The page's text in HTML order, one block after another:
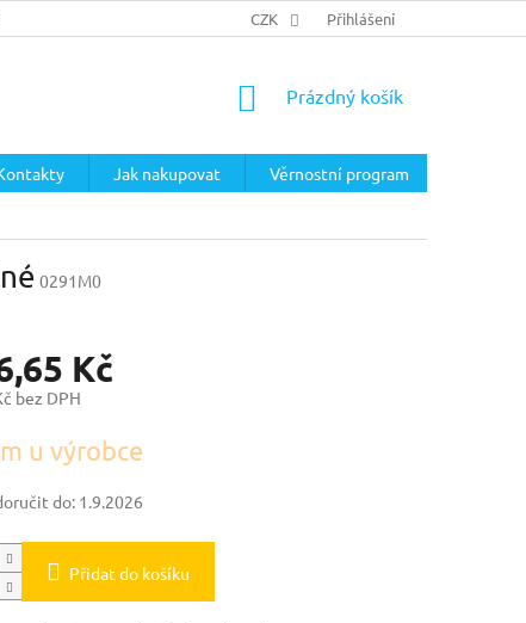
PODMÍNKY OCHRANY OSOBNÍCH ÚDAJŮ
CZK Přihlášení
NÁKUPNÍ
Prázdný košík
Jak nakupovat
Věrnostní program
0291M0
Kč
bez DPH
u výrobce
do: 1.9.2026
Přidat do košíku